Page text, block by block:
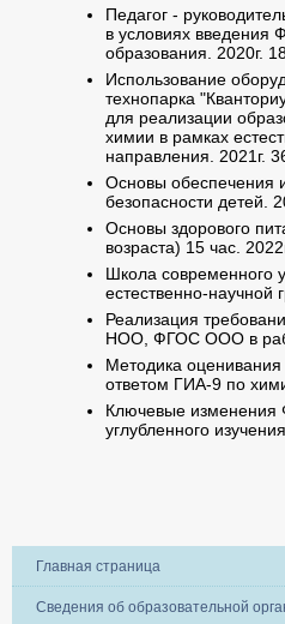
Педагог -
в условиях введения
образования. 2020г.
Использование
технопарка
для реализации
химии в рамках
направления. 2021г.
Основы обеспечения
безопасности детей.
Основы здорового
возраста) 15 час.
Школа современного
естественно-научной
Реализация
НОО, ФГОС ООО в
Методика
ответом ГИА-9 по
Ключевые
углубленного
Главная страница
Сведения об образовательной